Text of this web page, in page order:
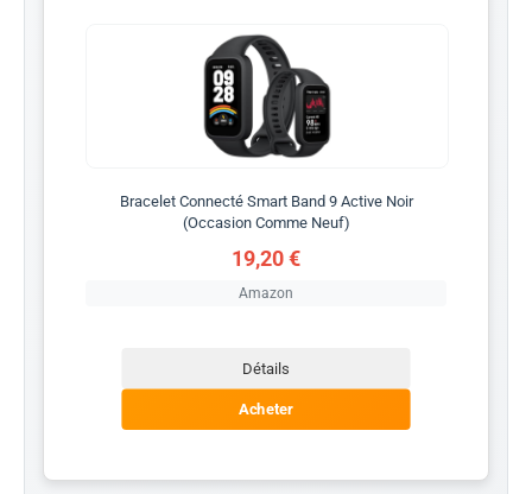
Bracelet Connecté Smart Band 9 Active Noir
(Occasion Comme Neuf)
19,20 €
Amazon
Détails
Acheter